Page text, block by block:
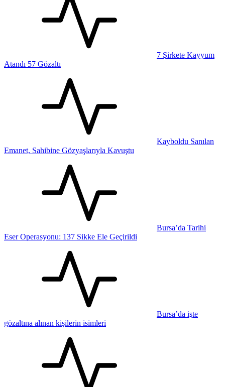
7 Şirkete Kayyum
Atandı 57 Gözaltı
Kayboldu Sanılan
Emanet, Sahibine Gözyaşlarıyla Kavuştu
Bursa’da Tarihi
Eser Operasyonu: 137 Sikke Ele Geçirildi
Bursa’da işte
gözaltına alınan kişilerin isimleri